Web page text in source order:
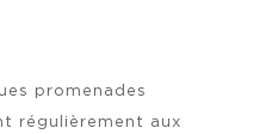
promenades
régulièrement aux